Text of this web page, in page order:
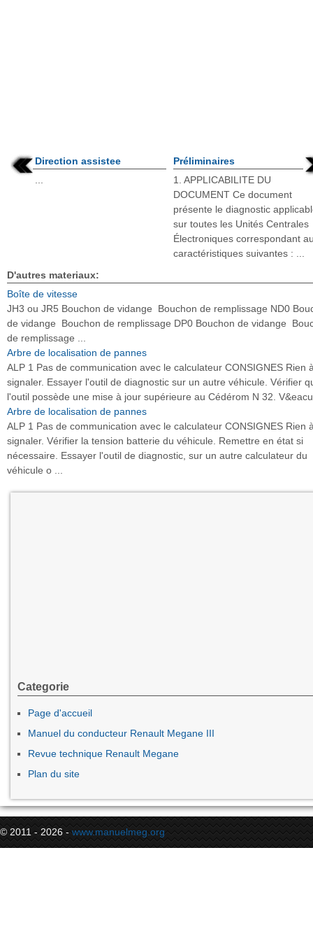
Direction assistee
Préliminaires
1. APPLICABILITE DU
DOCUMENT Ce document
présente le diagnostic
sur toutes les Unités Centrales
Électroniques correspondant
caractéristiques suivantes : ...
D'autres materiaux:
Boîte de vitesse
JH3 ou JR5 Bouchon de vidange Bouchon de remplissage ND0
de vidange Bouchon de remplissage DP0 Bouchon de vidange
de remplissage ...
Arbre de localisation de pannes
ALP 1 Pas de communication avec le calculateur CONSIGNES Rien
signaler. Essayer l'outil de diagnostic sur un autre véhicule. Vérifier
l'outil possède une mise à jour supérieure au Cédérom N 32.
Arbre de localisation de pannes
ALP 1 Pas de communication avec le calculateur CONSIGNES Rien
signaler. Vérifier la tension batterie du véhicule. Remettre en état si
nécessaire. Essayer l'outil de diagnostic, sur un autre calculateur du
véhicule o ...
Categorie
Page d'accueil
Manuel du conducteur Renault Megane III
Revue technique Renault Megane
Plan du site
© 2011 - 2026 - www.manuelmeg.org